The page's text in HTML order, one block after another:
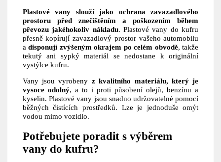
Plastové vany slouží jako ochrana zavazadlového
prostoru před znečištěním a poškozením během
převozu jakéhokoliv nákladu. Plastové vany do kufru
přesně kopírují zavazadlový prostor vašeho automobilu
adisponují zvýšeným okrajem po celém obvodě, takže
tekutý ani sypký materiál se nedostane k originální
vystýlce kufru.
Vany jsou vyrobeny z kvalitního materiálu, který je
vysoce odolný, a to i proti působení olejů, benzínu a
kyselin. Plastové vany jsou snadno udržovatelné pomocí
běžných čistících prostředků. Lze je jednoduše omýt
vodou mimo vozidlo.
Potřebujete poradit s výběrem
vany do kufru?